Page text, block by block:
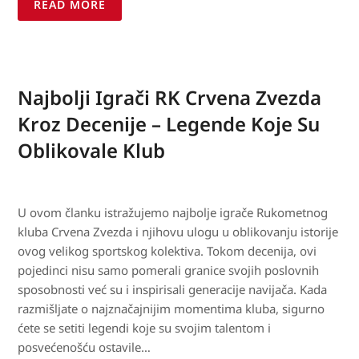
READ MORE
Najbolji Igrači RK Crvena Zvezda
Kroz Decenije – Legende Koje Su
Oblikovale Klub
U ovom članku istražujemo najbolje igrače Rukometnog
kluba Crvena Zvezda i njihovu ulogu u oblikovanju istorije
ovog velikog sportskog kolektiva. Tokom decenija, ovi
pojedinci nisu samo pomerali granice svojih poslovnih
sposobnosti već su i inspirisali generacije navijača. Kada
razmišljate o najznačajnijim momentima kluba, sigurno
ćete se setiti legendi koje su svojim talentom i
posvećenošću ostavile…